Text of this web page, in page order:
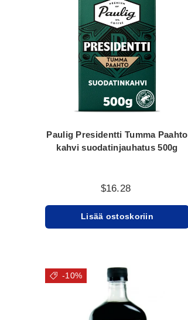
Paulig Presidentti Tumma Paahto
kahvi suodatinjauhatus 500g
$16.28
Lisää ostoskoriin
-10%